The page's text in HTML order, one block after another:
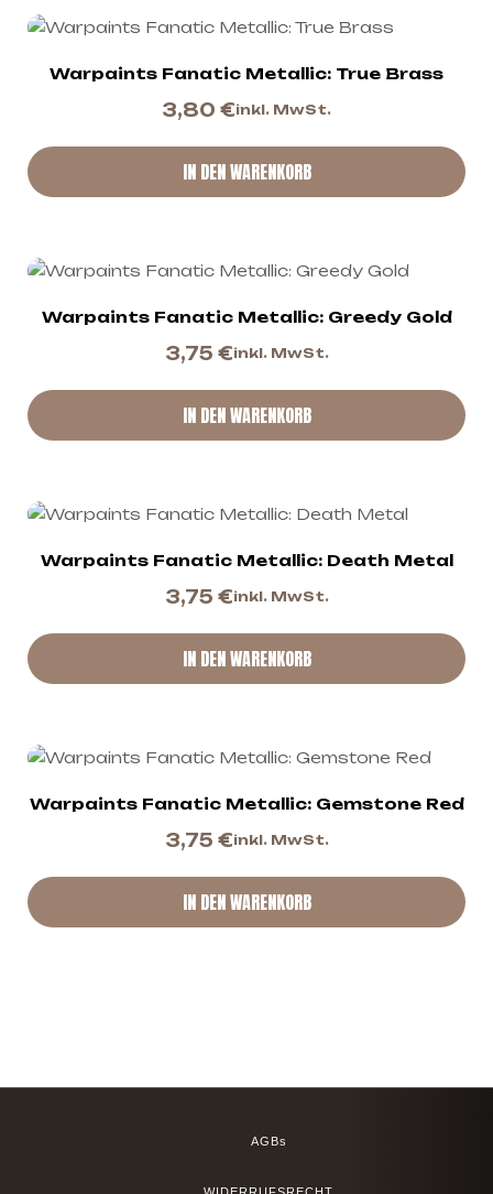
Warpaints Fanatic Metallic: True Brass
3,80 €inkl. MwSt.
IN DEN WARENKORB
Warpaints Fanatic Metallic: Greedy Gold
3,75 €inkl. MwSt.
IN DEN WARENKORB
Warpaints Fanatic Metallic: Death Metal
3,75 €inkl. MwSt.
IN DEN WARENKORB
Warpaints Fanatic Metallic: Gemstone Red
3,75 €inkl. MwSt.
IN DEN WARENKORB
AGBs